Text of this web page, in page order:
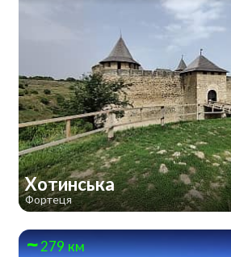
Хотинська
Фортеця
279 км